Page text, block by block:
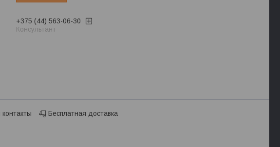
+375 (44) 563-06-30
Консультант
Бесплатная доставка